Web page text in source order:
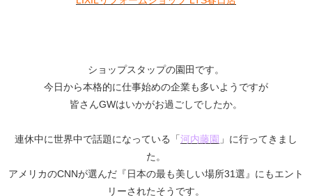
ショップスタップの園田です。
今日から本格的に仕事始めの企業も多いようですが
皆さんGWはいかがお過ごしでしたか。
連休中に世界中で話題になっている「河内藤園 」に行ってきまし
た。
アメリカのCNNが選んだ『日本の最も美しい場所31選』にもエント
リーされたそうです。